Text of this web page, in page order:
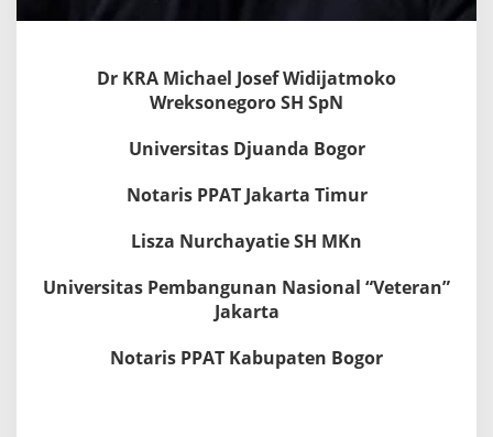
i
d
a
a
0
3
(
U
1
2
Dr KRA Michael Josef Widijatmoko
Wreksonegoro SH SpN
Universitas Djuanda Bogor
Notaris PPAT Jakarta Timur
Lisza Nurchayatie SH MKn
Universitas Pembangunan Nasional “Veteran”
Jakarta
Notaris PPAT Kabupaten Bogor